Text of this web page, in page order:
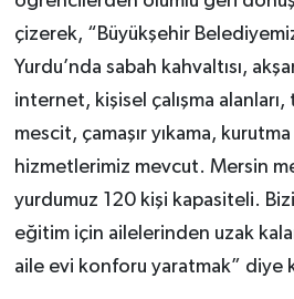
çizerek, “Büyükşehir
Yurdu’nda sabah kahvaltısı,
internet, kişisel çalışma alanları,
mescit, çamaşır yıkama,
hizmetlerimiz mevcut. Mersin
yurdumuz 120 kişi kapasiteli.
eğitim için ailelerinden uzak
aile evi konforu yaratmak” diye